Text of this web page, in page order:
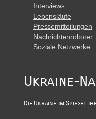
Interviews
Lebensläufe
Pressemitteilungen
Nachrichtenroboter
Soziale Netzwerke
Ukraine-
Die Ukraine im Spiegel